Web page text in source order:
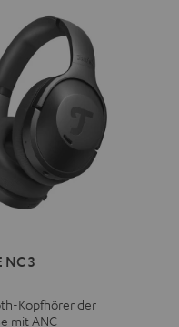
NC 3
Kopfhörer der
mit ANC